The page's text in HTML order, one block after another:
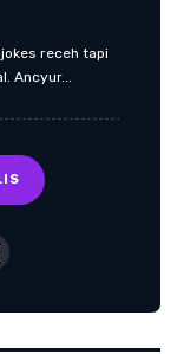
receh tapi
Ancyur...